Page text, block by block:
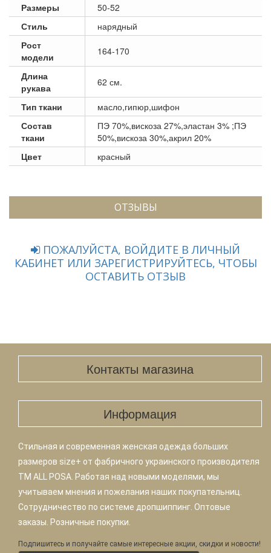
Размеры
50-52
Стиль
нарядный
Рост
модели
164-170
Длина
рукава
62 см.
Тип ткани
масло,гипюр,шифон
Состав
ткани
ПЭ 70%,вискоза 27%,эластан 3% ;ПЭ
50%,вискоза 30%,акрил 20%
Цвет
красный
ОТЗЫВЫ
ПОЖАЛУЙСТА, ВОЙДИТЕ В ЛИЧНЫЙ
КАБИНЕТ ИЛИ ЗАРЕГИСТРИРУЙТЕСЬ, ЧТОБЫ
ОСТАВИТЬ ОТЗЫВ
Контакты магазина
Информация
Стильная и современная женская одежда больших
размеров size+ от фабричного украинского производителя
TM ALL POSA. Работая над новыми моделями, мы
учитываем мнения и пожелания наших покупательниц.
Сотрудничество по системе дропшиппинг. Оптовые
заказы. Розничные покупки.
Подпишитесь и получайте самые интересные акции, скидки и новости!